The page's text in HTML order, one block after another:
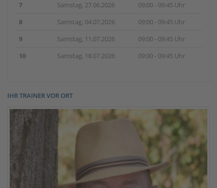
7
Samstag, 27.06.2026
09:00 - 09:45 Uhr
8
Samstag, 04.07.2026
09:00 - 09:45 Uhr
9
Samstag, 11.07.2026
09:00 - 09:45 Uhr
10
Samstag, 18.07.2026 09:00 - 09:45 Uhr
IHR TRAINER VOR ORT